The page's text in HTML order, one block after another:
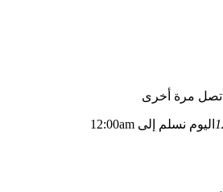
أتصل مرة أخرى
اليوم نسلم إلى 12:00am